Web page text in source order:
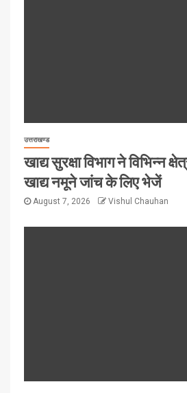
उत्तराखण्ड
खाद्य सुरक्षा विभाग ने विभिन्न
खाद्य नमूने जांच के लिए भेजें
August 7, 2026 Vishul Chauhan